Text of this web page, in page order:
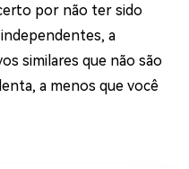
por não ter sido
a
similares que não são
a menos que você